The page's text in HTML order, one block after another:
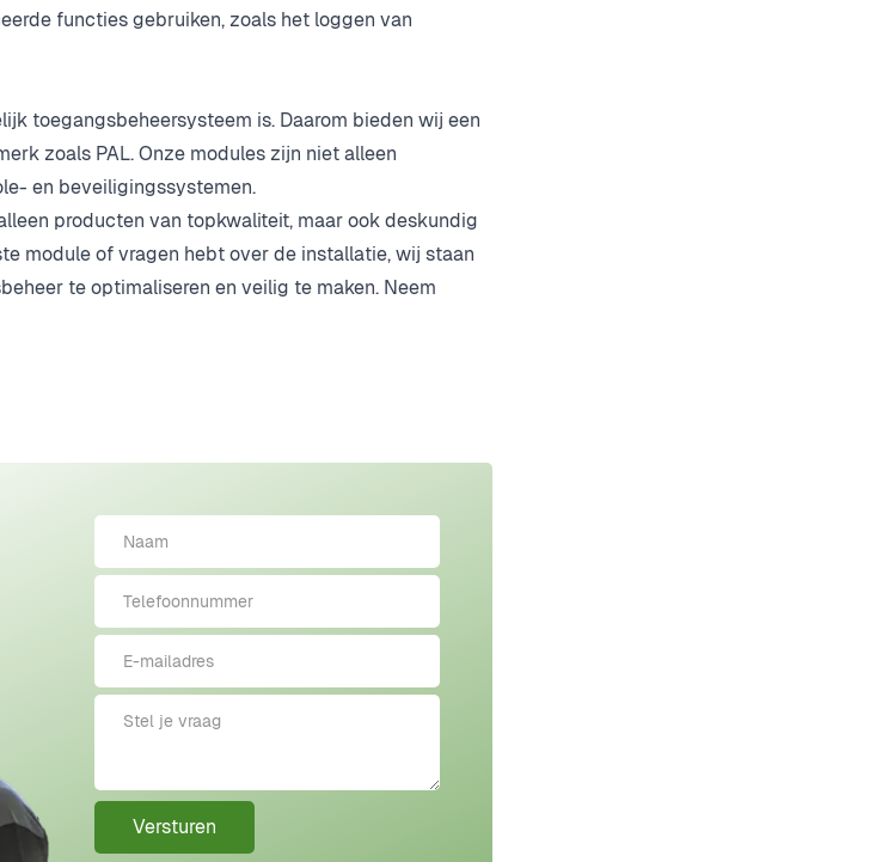
functies gebruiken, zoals het loggen van
toegangsbeheersysteem is. Daarom bieden wij een
zoals PAL. Onze modules zijn niet alleen
en beveiligingssystemen.
producten van topkwaliteit, maar ook deskundig
module of vragen hebt over de installatie, wij staan
te optimaliseren en veilig te maken. Neem
Versturen